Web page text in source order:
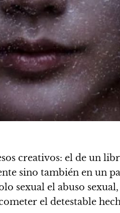
creativos: el de un
sino también en un
sexual el abuso
el detestable